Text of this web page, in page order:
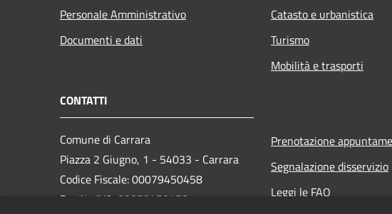
Personale Amministrativo
Documenti e dati
Catasto e urbanistica
Turismo
Mobilità e trasporti
CONTATTI
Comune di Carrara
Piazza 2 Giugno, 1 - 54033 - Carrara
Codice Fiscale: 00079450458
Partita IVA: 00079450458
Prenotazione
Segnalazione disservizio
Leggi le FAQ